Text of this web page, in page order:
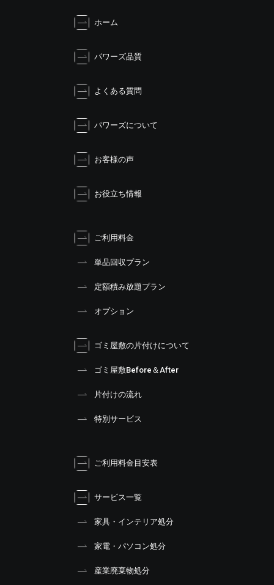
ホーム
パワーズ品質
よくある質問
パワーズについて
お客様の声
お役立ち情報
ご利用料金
単品回収プラン
定額積み放題プラン
オプション
ゴミ屋敷の片付けについて
ゴミ屋敷Before＆After
片付けの流れ
特別サービス
ご利用料金目安表
サービス一覧
家具・インテリア処分
家電・パソコン処分
産業廃棄物処分